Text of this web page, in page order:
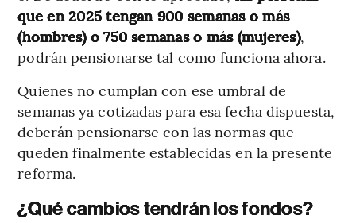
que en 2025 tengan 900 semanas o más
(hombres) o 750 semanas o más (mujeres),
podrán pensionarse tal como funciona ahora.
Quienes no cumplan con ese umbral de
semanas ya cotizadas para esa fecha dispuesta,
deberán pensionarse con las normas que
queden finalmente establecidas en la presente
reforma.
¿Qué cambios tendrán los fondos?